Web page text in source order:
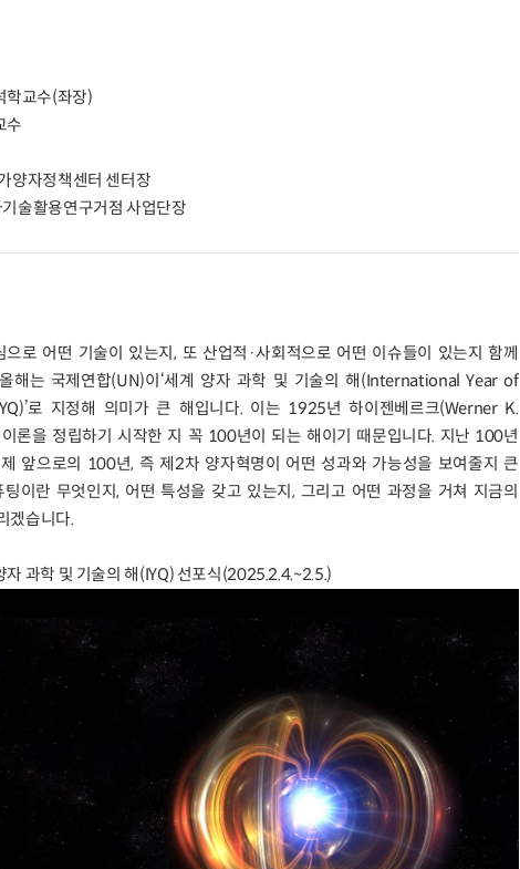
학교수(좌장)
수
양자정책센터 센터장
술활용연구거점 사업단장
로 어떤 기술이 있는지, 또 산업적·사회적으로 어떤 이슈들이 있는지 함께
해는 국제연합(UN)이‘세계 양자 과학 및 기술의 해(International Year of
로 지정해 의미가 큰 해입니다. 이는 1925년 하이젠베르크(Werner K.
론을 정립하기 시작한 지 꼭 100년이 되는 해이기 때문입니다. 지난 100년
앞으로의 100년, 즉 제2차 양자혁명이 어떤 성과와 가능성을 보여줄지 큰
이란 무엇인지, 어떤 특성을 갖고 있는지, 그리고 어떤 과정을 거쳐 지금의
겠습니다.
자 과학 및 기술의 해(IYQ) 선포식(2025.2.4.~2.5.)